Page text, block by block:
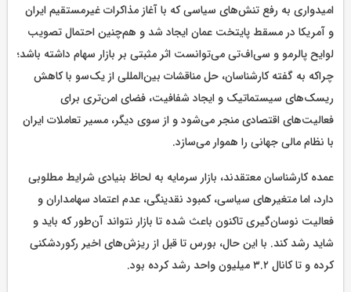
امیدواری به رفع تنش‌های سیاسی که با آغاز مذاکرات غیرمستقیم ایران
و آمریکا در مسقط پایتخت عمان ایجاد شد و هم‌چنین احتمال تصویب
لوایح پالرمو و سی‌اف‌تی می‌توانست اثر مثبتی بر بازار سهام داشته باشد؛
چراکه به گفته کارشناسان، حل مناقشات بین‌المللی از یک‌سو با کاهش
ریسک‌های سیستماتیک و ایجاد شفافیت، فضای امن‌تری برای
فعالیت‌های اقتصادی منجر می‌شود و از سوی دیگر، مسیر تعاملات ایران
با نظام مالی جهانی را هموار می‌سازد.
عمده کارشناسان معتقدند، بازار سرمایه به لحاظ بنیادی شرایط مطلوبی
دارد، اما متغیرهای سیاسی، کمبود نقدینگی، عدم اعتماد سهامداران و
فعالیت نوسان‌گیری تاکنون باعث شده تا بازار نتواند آن‌طور که باید و
شاید رشد کند. با این حال، بورس تا قبل از ریزش‌های اخیر رکوردشکنی
کرده و تا کانال ۳.۲ میلیون واحد رشد کرده بود.